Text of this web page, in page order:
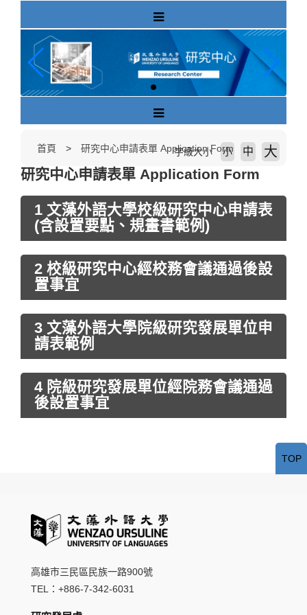
首頁 研究中心申請表單 Application Form
字級大小 小 中 大
研究中心申請表單 Application Form
1 文藻外語大學校級研究中心申請表
(含設置要點、規畫書範例)
2 校級研究中心經校務會議通過後設
置事宜
3 文藻外語大學院級研究發展單位申
請表範例
4 院級研究發展單位經院務會議通過
後設置事宜
高雄市三民區民族一路900號
TEL：+886-7-342-6031
TOP